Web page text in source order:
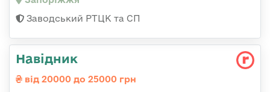
Заводський РТЦК та СП
Навідник
від 20000 до 25000 грн